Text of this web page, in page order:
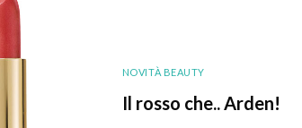
NOVITÀ BEAUTY
Il rosso che.. Arden!